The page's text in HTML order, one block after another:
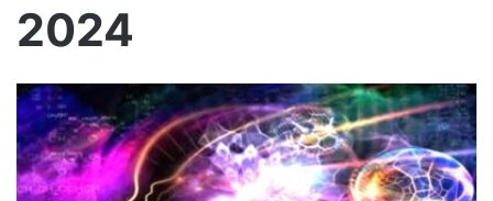
2024